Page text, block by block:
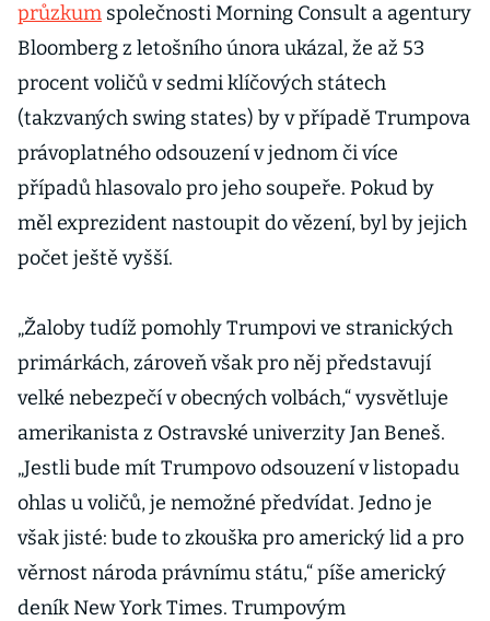
průzkum společnosti Morning Consult a agentury
Bloomberg z letošního února ukázal, že až 53
procent voličů v sedmi klíčových státech
(takzvaných swing states) by v případě Trumpova
právoplatného odsouzení v jednom či více
případů hlasovalo pro jeho soupeře. Pokud by
měl exprezident nastoupit do vězení, byl by jejich
počet ještě vyšší.
„Žaloby tudíž pomohly Trumpovi ve stranických
primárkách, zároveň však pro něj představují
velké nebezpečí v obecných volbách,“ vysvětluje
amerikanista z Ostravské univerzity Jan Beneš.
„Jestli bude mít Trumpovo odsouzení v listopadu
ohlas u voličů, je nemožné předvídat. Jedno je
však jisté: bude to zkouška pro americký lid a pro
věrnost národa právnímu státu,“ píše americký
deník New York Times. Trumpovým